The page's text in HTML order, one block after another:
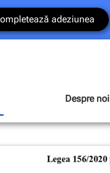
adeziunea
Despre noi